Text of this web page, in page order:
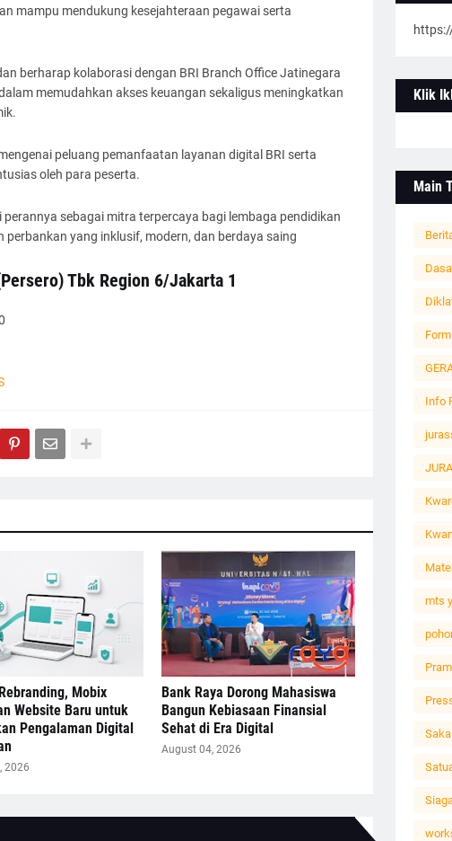
mampu mendukung kesejahteraan pegawai serta
berharap kolaborasi dengan BRI Branch Office Jatinegara
memudahkan akses keuangan sekaligus meningkatkan
peluang pemanfaatan layanan digital BRI serta
oleh para peserta.
sebagai mitra terpercaya bagi lembaga pendidikan
yang inklusif, modern, dan berdaya saing
Tbk Region 6/Jakarta 1
Mobix
Website Baru untuk
Pengalaman Digital
2026
Bank Raya Dorong Mahasiswa
Bangun Kebiasaan Finansial
Sehat di Era Digital
August 04, 2026
Klik
Main
Info
mts